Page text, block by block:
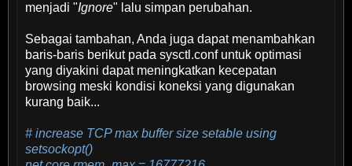
menjadi "Ignore" lalu simpan perubahan.
Sebagai tambahan, Anda juga dapat menambahkan
baris-baris berikut pada sysctl.conf untuk optimasi
yang diyakini dapat meningkatkan kecepatan
browsing meski kondisi koneksi yang digunakan
kurang baik...
# increase TCP max buffer size setable using
setsockopt()